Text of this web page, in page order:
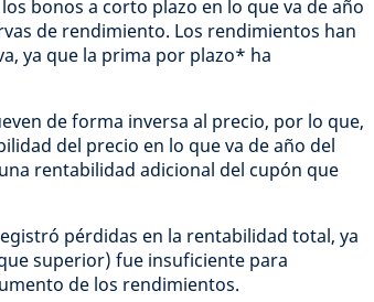
bonos a corto plazo en lo que va de año
de rendimiento. Los rendimientos han
ya que la prima por plazo* ha
de forma inversa al precio, por lo que,
del precio en lo que va de año del
rentabilidad adicional del cupón que
pérdidas en la rentabilidad total, ya
superior) fue insuficiente para
de los rendimientos.